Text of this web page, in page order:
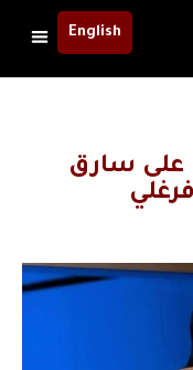
English
على سارق